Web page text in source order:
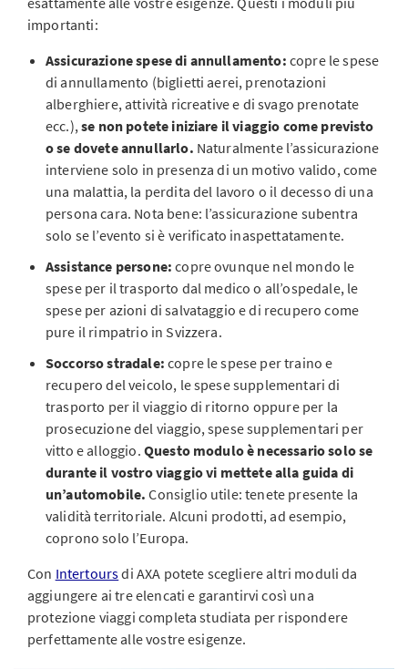
importanti:
Assicurazione spese di annullamento: copre le spese
di annullamento (biglietti aerei, prenotazioni
alberghiere, attività ricreative e di svago prenotate
ecc.),se non potete iniziare il viaggio come previsto
o se dovete annullarlo. Naturalmente l’assicurazione
interviene solo in presenza di un motivo valido, come
una malattia, la perdita del lavoro o il decesso di una
persona cara. Nota bene: l’assicurazione subentra
solo se l’evento si è verificato inaspettatamente.
Assistance persone: copre ovunque nel mondo le
spese per il trasporto dal medico o all’ospedale, le
spese per azioni di salvataggio e di recupero come
pure il rimpatrio in Svizzera.
Soccorso stradale: copre le spese per traino e
recupero del veicolo, le spese supplementari di
trasporto per il viaggio di ritorno oppure per la
prosecuzione del viaggio, spese supplementari per
vitto e alloggio. Questo modulo è necessario solo se
durante il vostro viaggio vi mettete alla guida di
un’automobile.Consiglio utile: tenete presente la
validità territoriale. Alcuni prodotti, ad esempio,
coprono solo l’Europa.
Con Intertoursdi AXA potete scegliere altri moduli da
aggiungere ai tre elencati e garantirvi così una
protezione viaggi completa studiata per rispondere
perfettamente alle vostre esigenze.